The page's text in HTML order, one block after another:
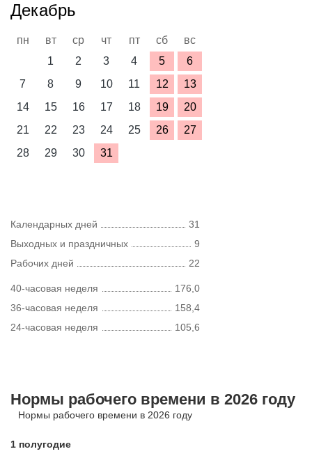
Декабрь
пн вт ср чт пт сб
вс
1
2 3 4 5
6
7
8 9 10 11 12
13
14
15 16 17 18 19
20
21
22 23 24 25 26
27
28
29 30 31
Календарных дней
31
Выходных и праздничных
9
Рабочих дней
22
40-часовая неделя
176,0
36-часовая неделя
158,4
24-часовая неделя
105,6
Нормы рабочего времени в 2026 году
Нормы рабочего времени в 2026 году
1 полугодие